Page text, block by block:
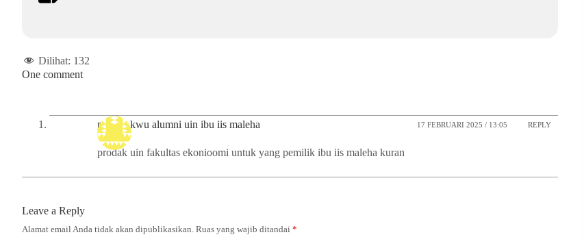
Dilihat: 132
One comment
prodak kwu alumni uin ibu iis maleha 17 FEBRUARI 2025 / 13:05 REPLY
prodak uin fakultas ekonioomi untuk yang pemilik ibu iis maleha kuran
Leave a Reply
Alamat email Anda tidak akan dipublikasikan. Ruas yang wajib ditandai *